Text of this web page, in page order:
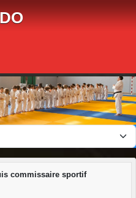
commissaire sportif